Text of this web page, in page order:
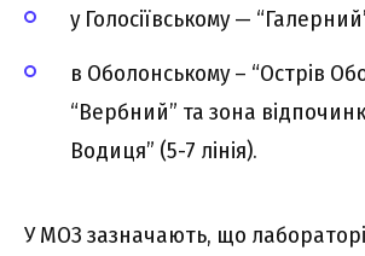
у Голосіївському —
в Оболонському – “Острів
“Вербний” та зона
Водиця” (5-7 лінія).
У МОЗ зазначають, що